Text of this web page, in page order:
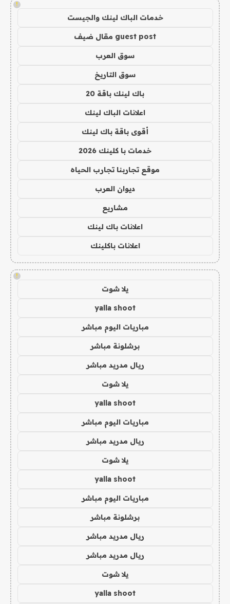
!
خدمات الباك لينك والجيست
guest post مقال ضيف
سوق العرب
سوق التاريخ
باك لينك باقة 20
اعلانات الباك لينك
أقوى باقة باك لينك
خدمات با كلينك 2026
موقع تجاربنا تجارب الحياه
ديوان العرب
مشاريع
اعلانات باك لينك
اعلانات باكلينك
!
يلا شوت
yalla shoot
مباريات اليوم مباشر
برشلونة مباشر
ريال مدريد مباشر
يلا شوت
yalla shoot
مباريات اليوم مباشر
ريال مدريد مباشر
يلا شوت
yalla shoot
مباريات اليوم مباشر
برشلونة مباشر
ريال مدريد مباشر
ريال مدريد مباشر
يلا شوت
yalla shoot